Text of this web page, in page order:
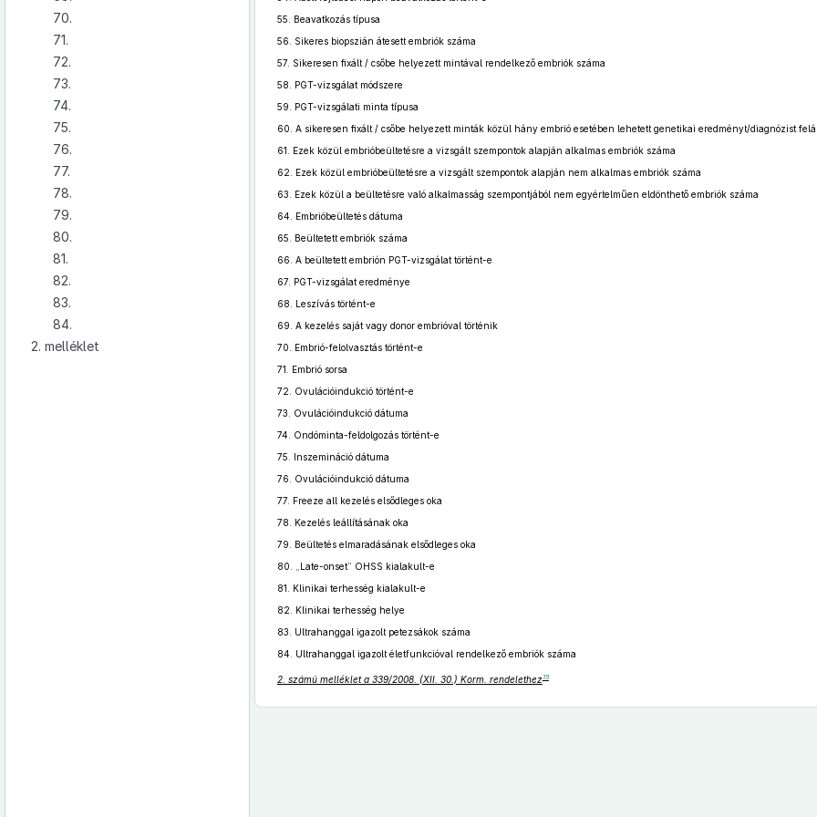
70.
71.
72.
73.
74.
75.
76.
77.
78.
79.
80.
81.
82.
83.
84.
2. melléklet
55.
Beavatkozás típusa
56.
Sikeres biopszián átesett embriók száma
57. Sikeresen fixált / csőbe helyezett mintával rendelkező embriók száma
58.
PGT-vizsgálat módszere
59.
PGT-vizsgálati minta típusa
60. A sikeresen fixált / csőbe helyezett minták közül hány embrió esetében lehetett genetikai eredményt/diagnózist
61.
Ezek közül embrióbeültetésre a vizsgált szempontok alapján alkalmas embriók száma
62.
Ezek közül embrióbeültetésre a vizsgált szempontok alapján nem alkalmas embriók száma
63.
Ezek közül a beültetésre való alkalmasság szempontjából nem egyértelműen eldönthető embriók száma
64.
Embrióbeültetés dátuma
65.
Beültetett embriók száma
66. A beültetett embrión PGT-vizsgálat történt-e
67. PGT-vizsgálat eredménye
68.
Leszívás történt-e
69. A kezelés saját vagy donor embrióval történik
70.
Embrió-felolvasztás történt-e
71.
Embrió sorsa
72.
Ovulációindukció történt-e
73.
Ovulációindukció dátuma
74.
Ondóminta-feldolgozás történt-e
75.
Inszemináció dátuma
76.
Ovulációindukció dátuma
77. Freeze all kezelés elsődleges oka
78.
Kezelés leállításának oka
79.
Beültetés elmaradásának elsődleges oka
80.
„Late-onset” OHSS kialakult-e
81.
Klinikai terhesség kialakult-e
82.
Klinikai terhesség helye
83.
Ultrahanggal igazolt petezsákok száma
84.
Ultrahanggal igazolt életfunkcióval rendelkező embriók száma
2. számú melléklet a 339/2008. (XII. 30.) Korm. rendelethez15